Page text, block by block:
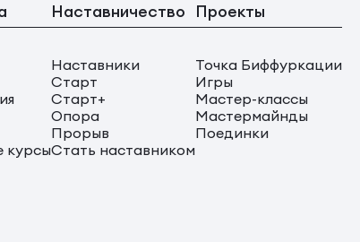
курсы
Наставничество
Наставники
Старт
Старт+
Опора
Прорыв
Стать наставником
Проекты
Точка Биффуркации
Игры
Мастер-классы
Мастермайнды
Поединки